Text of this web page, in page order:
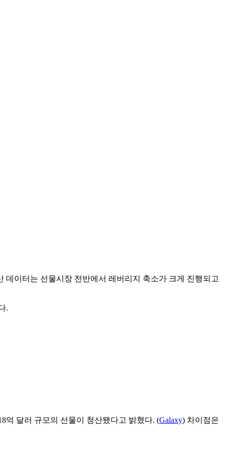
데이터는 선물시장 전반에서 레버리지 축소가 크게 진행되고
.
억 달러 규모의 선물이 청산됐다고 밝혔다. (Galaxy) 차이점은